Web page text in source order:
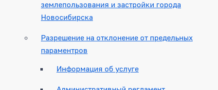
землепользования и застройки города
Новосибирска
Разрешение на отклонение от предельных
параментров
Информация об услуге